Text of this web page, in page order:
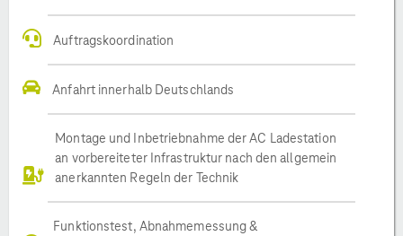
Auftragskoordination
Anfahrt innerhalb Deutschlands
Montage und Inbetriebnahme der AC Ladestation
an vorbereiteter Infrastruktur nach den allgemein
anerkannten Regeln der Technik
Funktionstest, Abnahmemessung &